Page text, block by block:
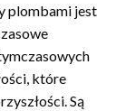
plombami jest
które
Są